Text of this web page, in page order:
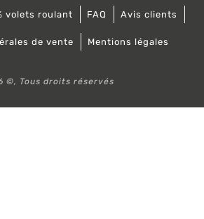
volets roulant FAQ Avis clients
de vente Mentions légales
©, Tous droits réservés